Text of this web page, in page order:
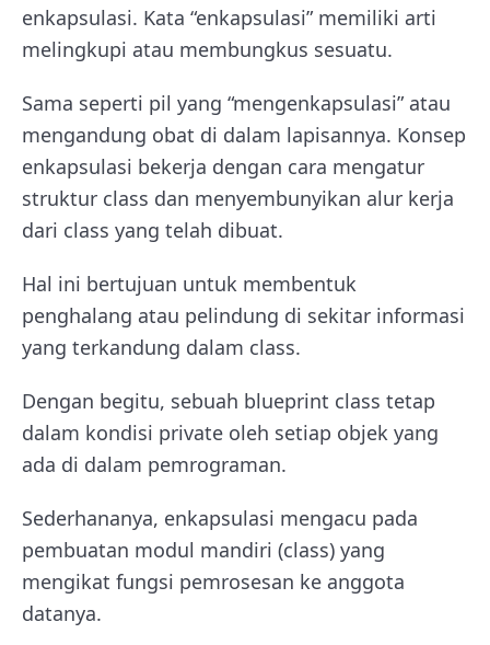
enkapsulasi. Kata “enkapsulasi” memiliki arti
melingkupi atau membungkus sesuatu.
Sama seperti pil yang “mengenkapsulasi” atau
mengandung obat di dalam lapisannya. Konsep
enkapsulasi bekerja dengan cara mengatur
struktur class dan menyembunyikan alur kerja
dari class yang telah dibuat.
Hal ini bertujuan untuk membentuk
penghalang atau pelindung di sekitar informasi
yang terkandung dalam class.
Dengan begitu, sebuah blueprint class tetap
dalam kondisi private oleh setiap objek yang
ada di dalam pemrograman.
Sederhananya, enkapsulasi mengacu pada
pembuatan modul mandiri (class) yang
mengikat fungsi pemrosesan ke anggota
datanya.